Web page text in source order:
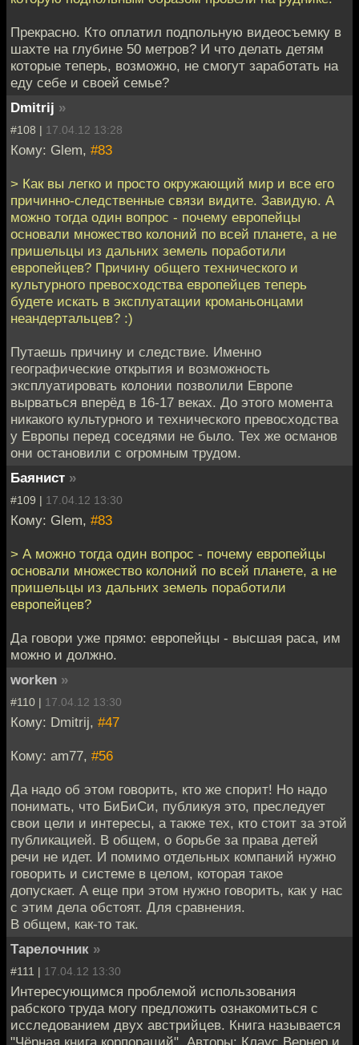
Прекрасно. Кто оплатил подпольную видеосъемку в
шахте на глубине 50 метров? И что делать детям
которые теперь, возможно, не смогут заработать на
еду себе и своей семье?
Dmitrij »
#108 | 17.04.12 13:28
Кому: Glem, #83
> Как вы легко и просто окружающий мир и все его
причинно-следственные связи видите. Завидую. А
можно тогда один вопрос - почему европейцы
основали множество колоний по всей планете, а не
пришельцы из дальних земель поработили
европейцев? Причину общего технического и
культурного превосходства европейцев теперь
будете искать в эксплуатации кроманьонцами
неандертальцев? :)
Путаешь причину и следствие. Именно
географические открытия и возможность
эксплуатировать колонии позволили Европе
вырваться вперёд в 16-17 веках. До этого момента
никакого культурного и технического превосходства
у Европы перед соседями не было. Тех же османов
они остановили с огромным трудом.
Баянист »
#109 | 17.04.12 13:30
Кому: Glem, #83
> А можно тогда один вопрос - почему европейцы
основали множество колоний по всей планете, а не
пришельцы из дальних земель поработили
европейцев?
Да говори уже прямо: европейцы - высшая раса, им
можно и должно.
worken »
#110 | 17.04.12 13:30
Кому: Dmitrij, #47
Кому: am77, #56
Да надо об этом говорить, кто же спорит! Но надо
понимать, что БиБиСи, публикуя это, преследует
свои цели и интересы, а также тех, кто стоит за этой
публикацией. В общем, о борьбе за права детей
речи не идет. И помимо отдельных компаний нужно
говорить и системе в целом, которая такое
допускает. А еще при этом нужно говорить, как у нас
с этим дела обстоят. Для сравнения.
В общем, как-то так.
Тарелочник »
#111 | 17.04.12 13:30
Интересующимся проблемой использования
рабского труда могу предложить ознакомиться с
исследованием двух австрийцев. Книга называется
"Чёрная книга корпораций". Авторы: Клаус Вернер и